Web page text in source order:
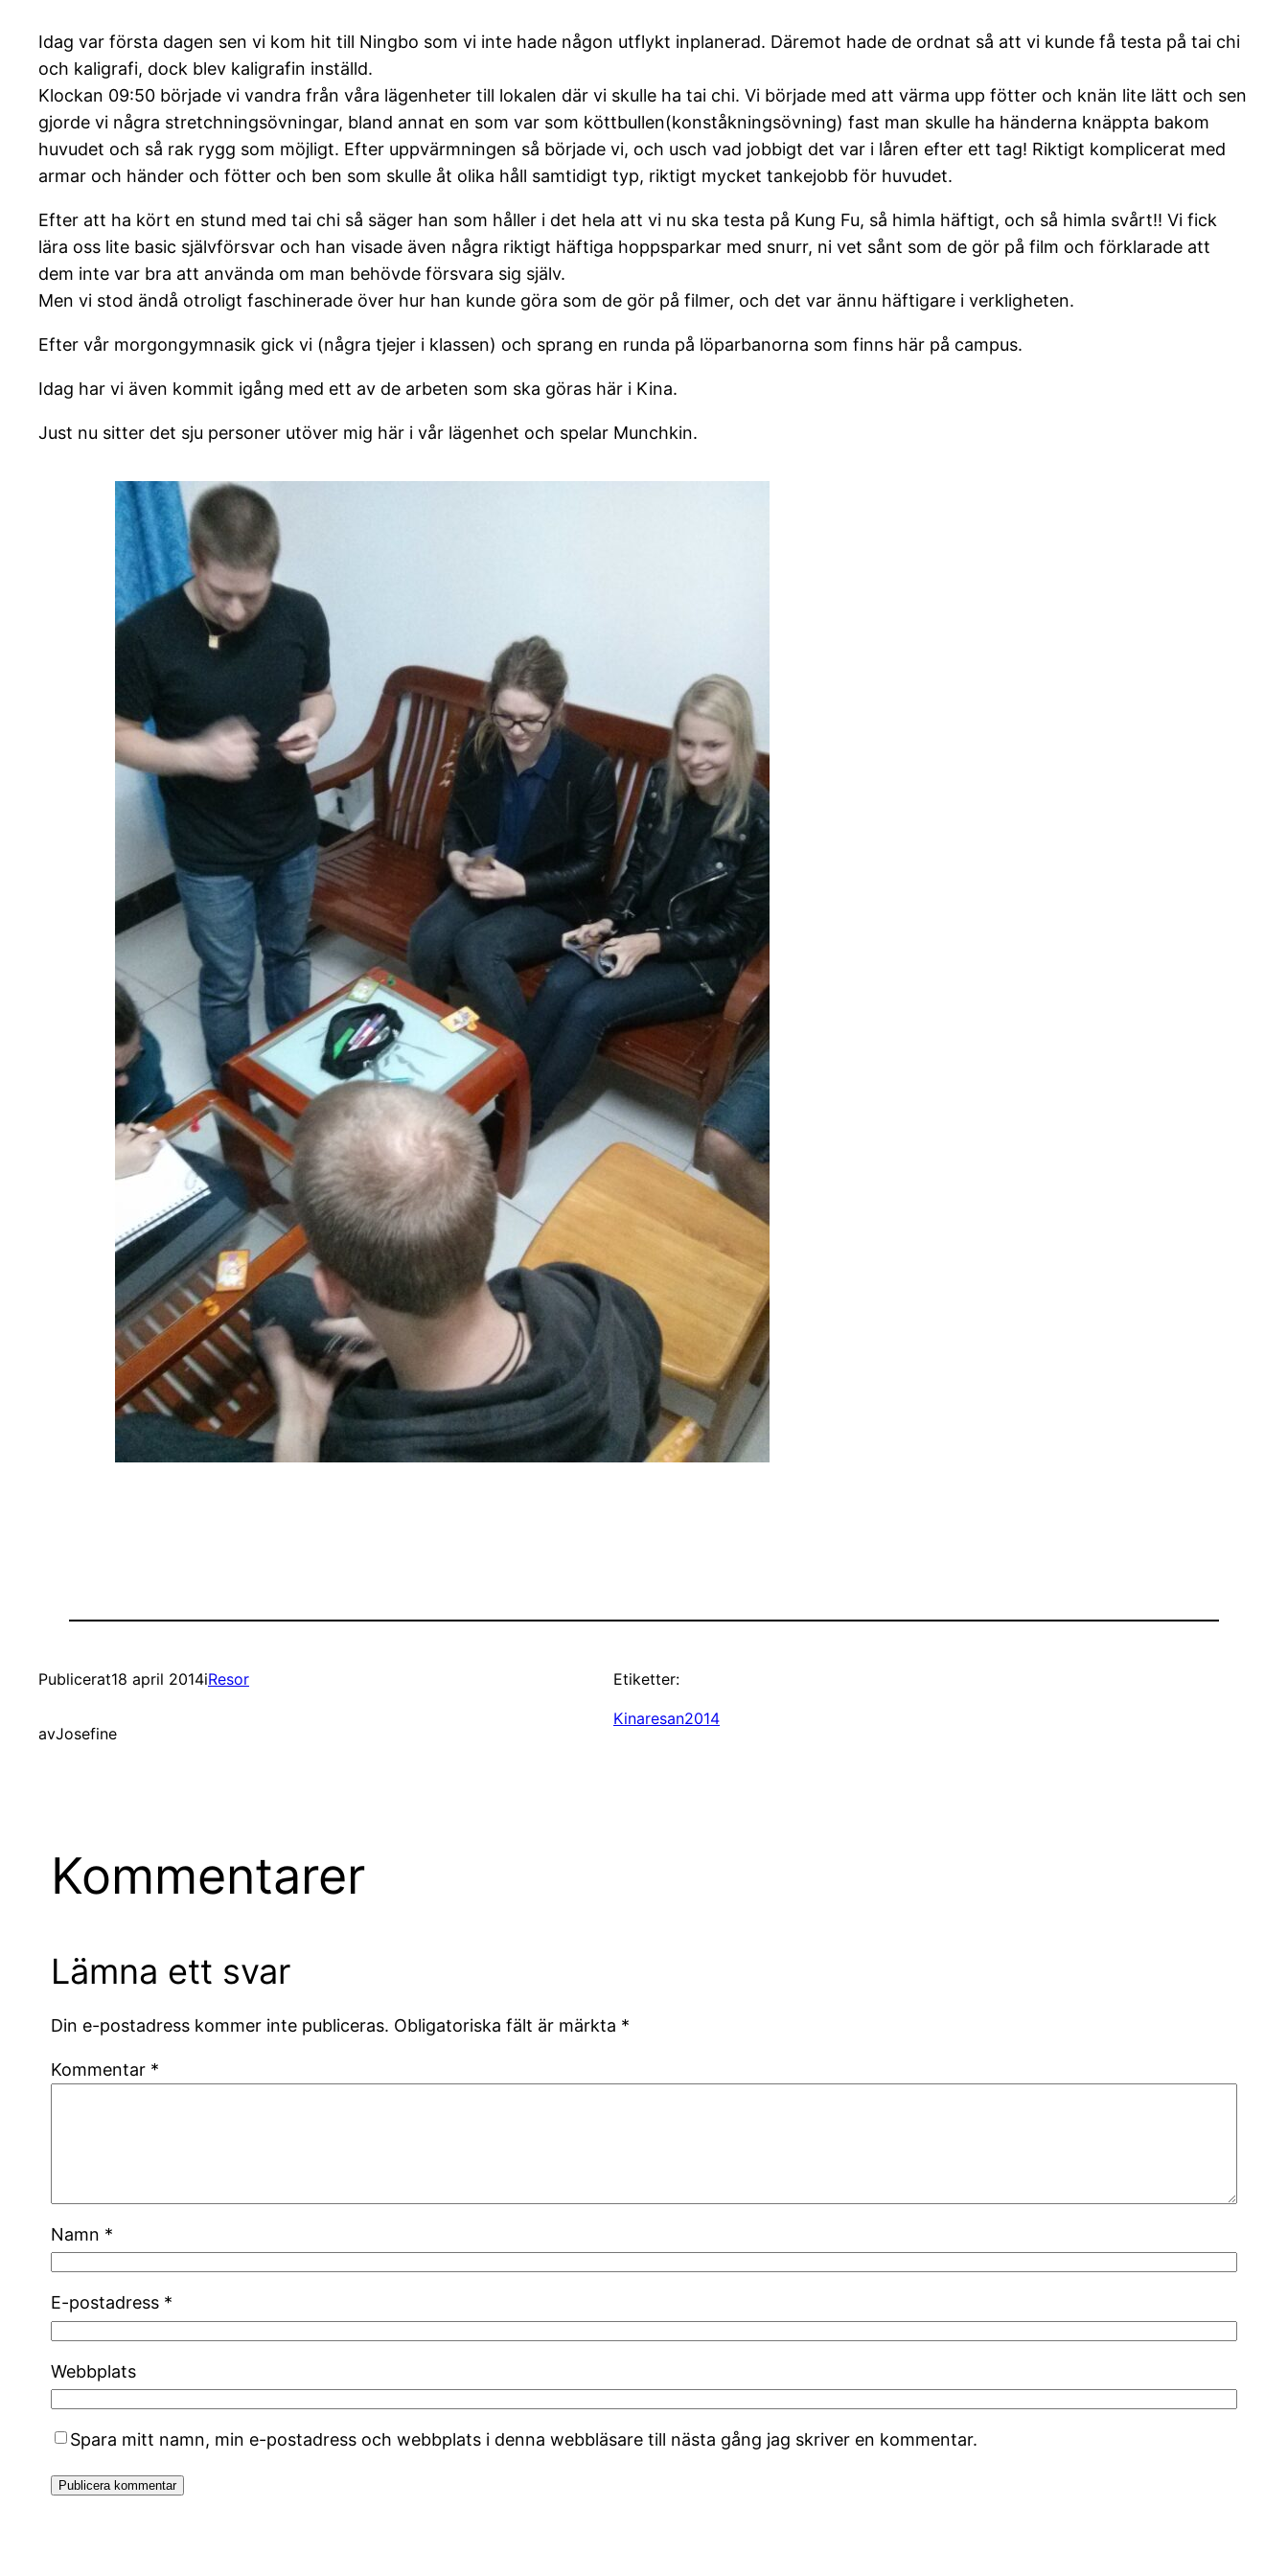
Idag var första dagen sen vi kom hit till Ningbo som vi inte hade någon utflykt inplanerad. Däremot hade de ordnat så att vi kunde få testa på tai chi
och kaligrafi, dock blev kaligrafin inställd.
Klockan 09:50 började vi vandra från våra lägenheter till lokalen där vi skulle ha tai chi. Vi började med att värma upp fötter och knän lite lätt och sen
gjorde vi några stretchningsövningar, bland annat en som var som köttbullen(konståkningsövning) fast man skulle ha händerna knäppta bakom
huvudet och så rak rygg som möjligt. Efter uppvärmningen så började vi, och usch vad jobbigt det var i låren efter ett tag! Riktigt komplicerat med
armar och händer och fötter och ben som skulle åt olika håll samtidigt typ, riktigt mycket tankejobb för huvudet.
Efter att ha kört en stund med tai chi så säger han som håller i det hela att vi nu ska testa på Kung Fu, så himla häftigt, och så himla svårt!! Vi fick
lära oss lite basic självförsvar och han visade även några riktigt häftiga hoppsparkar med snurr, ni vet sånt som de gör på film och förklarade att
dem inte var bra att använda om man behövde försvara sig själv.
Men vi stod ändå otroligt faschinerade över hur han kunde göra som de gör på filmer, och det var ännu häftigare i verkligheten.
Efter vår morgongymnasik gick vi (några tjejer i klassen) och sprang en runda på löparbanorna som finns här på campus.
Idag har vi även kommit igång med ett av de arbeten som ska göras här i Kina.
Just nu sitter det sju personer utöver mig här i vår lägenhet och spelar Munchkin.
Publicerat18 april 2014iResor
avJosefine
Etiketter:
Kinaresan2014
Kommentarer
Lämna ett svar
Din e-postadress kommer inte publiceras. Obligatoriska fält är märkta *
Kommentar *
Namn *
E-postadress *
Webbplats
Spara mitt namn, min e-postadress och webbplats i denna webbläsare till nästa gång jag skriver en kommentar.